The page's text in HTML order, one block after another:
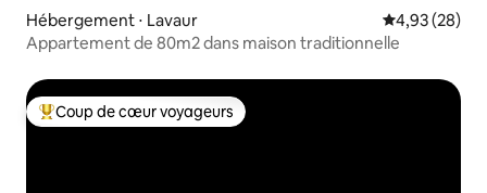
Hébergement ⋅ Lavaur Évaluation
4,93 (28)
Appartement de 80m2 dans maison traditionnelle
Coups de cœur voyageurs les plus appréciés
Coup de cœur voyageurs